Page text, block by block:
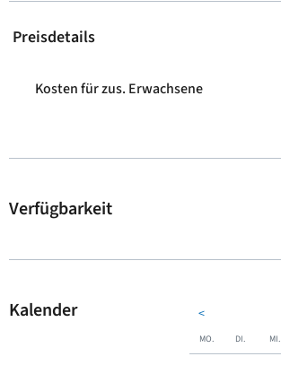
Preisdetails
Kosten für zus. Erwachsene
Verfügbarkeit
Kalender <
MO. DI. MI.